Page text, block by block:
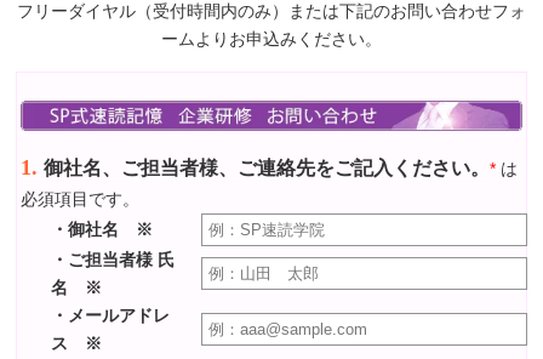
フリーダイヤル（受付時間内のみ）または下記のお問い合わせフォ
ームよりお申込みください。
1. 御社名、ご担当者様、ご連絡先をご記入ください。* は
必須項目です。
・御社名
※
・ご担当者様 氏
名
※
・メールアドレ
ス
※